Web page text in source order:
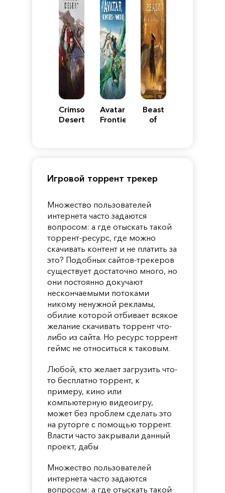
Crimson
Desert
Avatar:
Frontiers
Beast
of
Игровой торрент трекер
Множество пользователей
интернета часто задаются
вопросом: а где отыскать такой
торрент-ресурс, где можно
скачивать контент и не платить за
это? Подобных сайтов-трекеров
существует достаточно много, но
они постоянно докучают
нескончаемыми потоками
никому ненужной рекламы,
обилие которой отбивает всякое
желание скачивать торрент что-
либо из сайта. Но ресурс торрент
геймс не относиться к таковым.
Любой, кто желает загрузить что-
то бесплатно торрент, к
примеру, кино или
компьютерную видеоигру,
может без проблем сделать это
на руторге с помощью торрент.
Власти часто закрывали данный
проект, дабы
Множество пользователей
интернета часто задаются
вопросом: а где отыскать такой